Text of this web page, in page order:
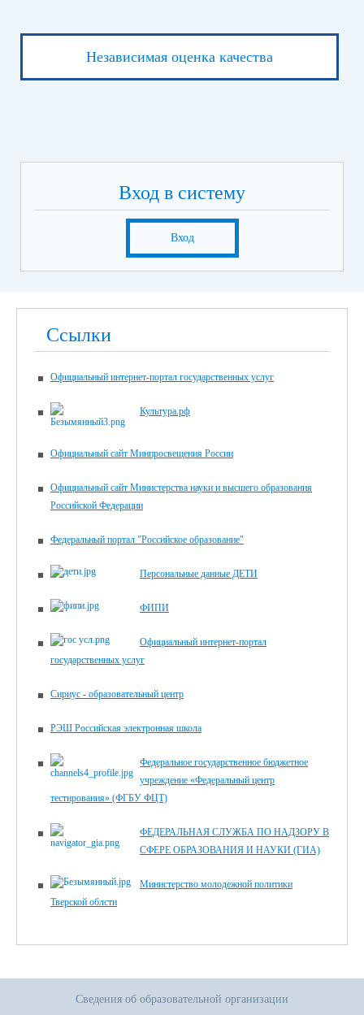
Независимая оценка качества
Вход в систему
Вход
Ссылки
Официальный интернет-портал государственных услуг
Культура.рф
Официальный сайт Минпросвещения России
Официальный сайт Министерства науки и высшего образования
Российской Федерации
Федеральный портал "Российское образование"
Персональные данные ДЕТИ
ФИПИ
Официальный интернет-портал
государственных услуг
Сириус - образовательный центр
РЭШ Российская электронная школа
Федеральное государственное бюджетное
учреждение «Федеральный центр
тестирования» (ФГБУ ФЦТ)
ФЕДЕРАЛЬНАЯ СЛУЖБА ПО НАДЗОРУ В
СФЕРЕ ОБРАЗОВАНИЯ И НАУКИ (ГИА)
Министерство молодежной политики
Тверской облсти
Сведения об образовательной организации